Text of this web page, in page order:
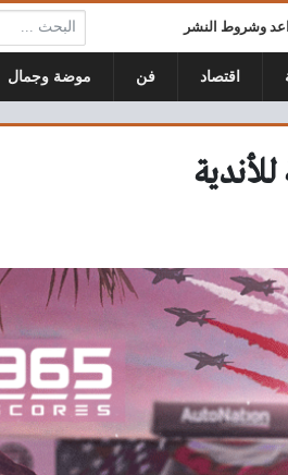
وشروط النشر البحث:
اقتصاد فن موضة وجمال